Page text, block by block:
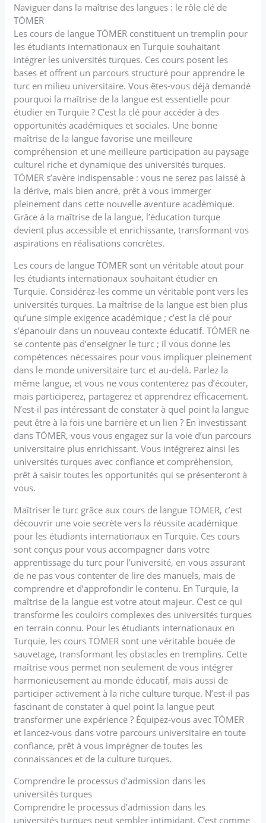
Naviguer dans la maîtrise des langues : le rôle clé de
TÖMER
Les cours de langue TÖMER constituent un tremplin pour
les étudiants internationaux en Turquie souhaitant
intégrer les universités turques. Ces cours posent les
bases et offrent un parcours structuré pour apprendre le
turc en milieu universitaire. Vous êtes-vous déjà demandé
pourquoi la maîtrise de la langue est essentielle pour
étudier en Turquie ? C’est la clé pour accéder à des
opportunités académiques et sociales. Une bonne
maîtrise de la langue favorise une meilleure
compréhension et une meilleure participation au paysage
culturel riche et dynamique des universités turques.
TÖMER s’avère indispensable : vous ne serez pas laissé à
la dérive, mais bien ancré, prêt à vous immerger
pleinement dans cette nouvelle aventure académique.
Grâce à la maîtrise de la langue, l’éducation turque
devient plus accessible et enrichissante, transformant vos
aspirations en réalisations concrètes.
Les cours de langue TÖMER sont un véritable atout pour
les étudiants internationaux souhaitant étudier en
Turquie. Considérez-les comme un véritable pont vers les
universités turques. La maîtrise de la langue est bien plus
qu’une simple exigence académique ; c’est la clé pour
s’épanouir dans un nouveau contexte éducatif. TÖMER ne
se contente pas d’enseigner le turc ; il vous donne les
compétences nécessaires pour vous impliquer pleinement
dans le monde universitaire turc et au-delà. Parlez la
même langue, et vous ne vous contenterez pas d’écouter,
mais participerez, partagerez et apprendrez efficacement.
N’est-il pas intéressant de constater à quel point la langue
peut être à la fois une barrière et un lien ? En investissant
dans TÖMER, vous vous engagez sur la voie d’un parcours
universitaire plus enrichissant. Vous intégrerez ainsi les
universités turques avec confiance et compréhension,
prêt à saisir toutes les opportunités qui se présenteront à
vous.
Maîtriser le turc grâce aux cours de langue TÖMER, c’est
découvrir une voie secrète vers la réussite académique
pour les étudiants internationaux en Turquie. Ces cours
sont conçus pour vous accompagner dans votre
apprentissage du turc pour l’université, en vous assurant
de ne pas vous contenter de lire des manuels, mais de
comprendre et d’approfondir le contenu. En Turquie, la
maîtrise de la langue est votre atout majeur. C’est ce qui
transforme les couloirs complexes des universités turques
en terrain connu. Pour les étudiants internationaux en
Turquie, les cours TÖMER sont une véritable bouée de
sauvetage, transformant les obstacles en tremplins. Cette
maîtrise vous permet non seulement de vous intégrer
harmonieusement au monde éducatif, mais aussi de
participer activement à la riche culture turque. N’est-il pas
fascinant de constater à quel point la langue peut
transformer une expérience ? Équipez-vous avec TÖMER
et lancez-vous dans votre parcours universitaire en toute
confiance, prêt à vous imprégner de toutes les
connaissances et de la culture turques.
Comprendre le processus d’admission dans les
universités turques
Comprendre le processus d’admission dans les
universités turques peut sembler intimidant. C’est comme